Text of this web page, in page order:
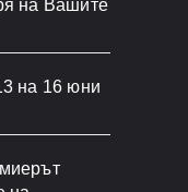
на Вашите
на 16 юни